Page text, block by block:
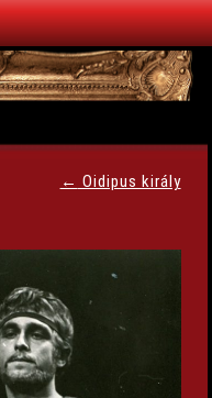
← Oidipus király